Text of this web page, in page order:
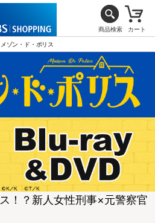
商品検索 カート
メゾン・ド・ポリス
！？新人女性刑事×元警察官